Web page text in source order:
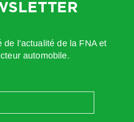
de l’actualité de la FNA et
automobile.